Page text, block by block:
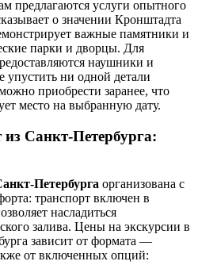
предлагаются услуги опытного
о значении Кронштадта
важные памятники и
парки и дворцы. Для
наушники и
упустить ни одной детали
приобрести заранее, что
место на выбранную дату.
Санкт-Петербурга:
Петербурга организована с
транспорт включен в
насладиться
залива. Цены на экскурсии в
зависит от формата —
от включенных опций: